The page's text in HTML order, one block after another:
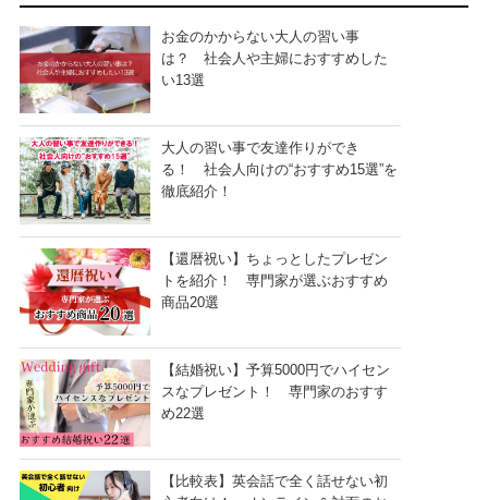
お金のかからない大人の習い事
は？ 社会人や主婦におすすめした
い13選
大人の習い事で友達作りができ
る！ 社会人向けの“おすすめ15選”を
徹底紹介！
【還暦祝い】ちょっとしたプレゼン
トを紹介！ 専門家が選ぶおすすめ
商品20選
【結婚祝い】予算5000円でハイセン
スなプレゼント！ 専門家のおすす
め22選
【比較表】英会話で全く話せない初